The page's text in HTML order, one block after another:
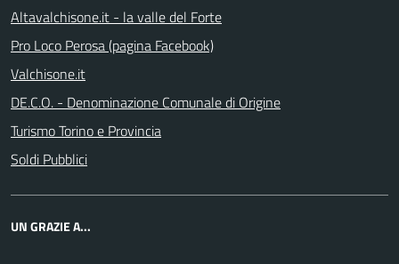
Altavalchisone.it - la valle del Forte
Pro Loco Perosa (pagina Facebook)
Valchisone.it
DE.C.O. - Denominazione Comunale di Origine
Turismo Torino e Provincia
Soldi Pubblici
UN GRAZIE A...